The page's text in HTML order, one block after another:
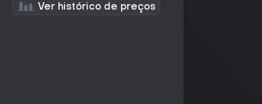
Ver histórico de preços